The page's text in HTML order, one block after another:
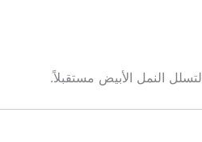
النمل الأبيض مستقبلاً.